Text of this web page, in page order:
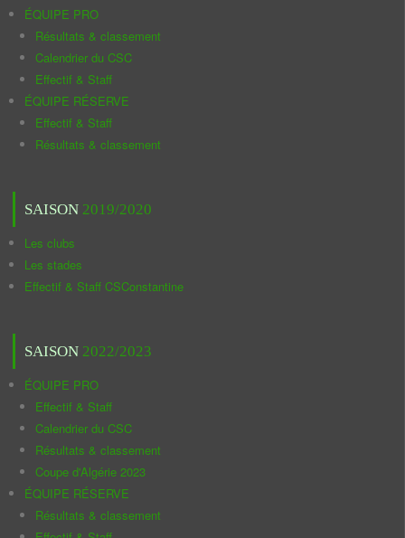
ÉQUIPE PRO
Résultats & classement
Calendrier du CSC
Effectif & Staff
ÉQUIPE RÉSERVE
Effectif & Staff
Résultats & classement
SAISON 2019/2020
Les clubs
Les stades
Effectif & Staff CSConstantine
SAISON 2022/2023
ÉQUIPE PRO
Effectif & Staff
Calendrier du CSC
Résultats & classement
Coupe d'Algérie 2023
ÉQUIPE RÉSERVE
Résultats & classement